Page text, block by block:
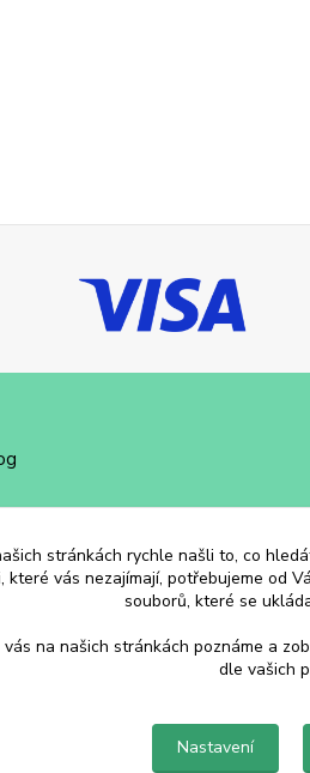
stránkách rychle našli to, co
které vás nezajímají, potřebujeme od
souborů, které se
na našich stránkách poznáme a
dle vašich
Nastavení